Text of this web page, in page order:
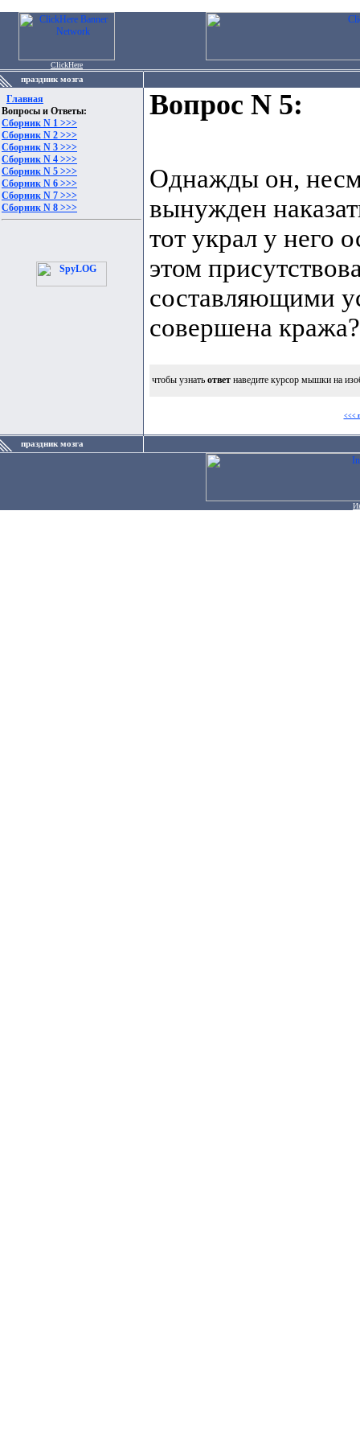
ClickHere
праздник мозга
Главная
Вопросы и Ответы:
Сборник N 1 >>>
Сборник N 2 >>>
Сборник N 3 >>>
Сборник N 4 >>>
Сборник N 5 >>>
Сборник N 6 >>>
Сборник N 7 >>>
Сборник N 8 >>>
Вопрос N 5:
Однажды он,
вынужден
тот украл у него
этом
составляющими
совершена кража?
чтобы узнать ответ наведите курсор мышки на
<<<
праздник мозга